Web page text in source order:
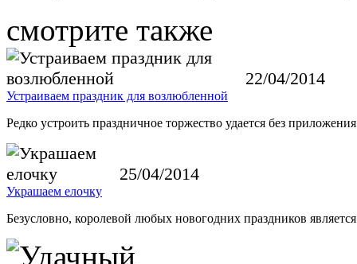
смотрите также
22/04/2014
Устраиваем праздник для возлюбленной
Редко устроить праздничное торжество удается без
25/04/2014
Украшаем елочку
Безусловно, королевой любых новогодних праздников является